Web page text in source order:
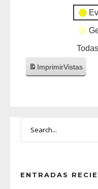
ImprimirVistas
ENTRADAS